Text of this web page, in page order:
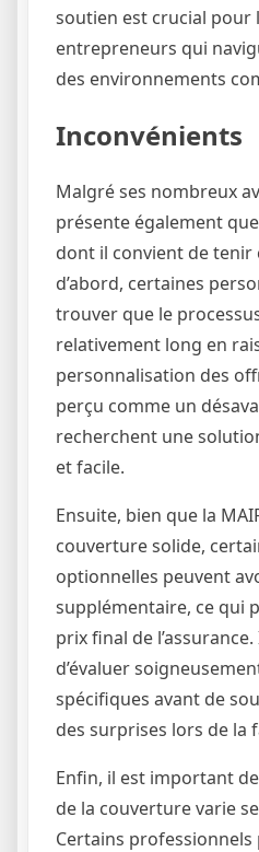
soutien est crucial pour
entrepreneurs qui
des environnements
Inconvénients
Malgré ses nombreux
présente également
dont il convient de tenir
d’abord, certaines
trouver que le
relativement long en
personnalisation des
perçu comme un
recherchent une
et facile.
Ensuite, bien que la
couverture solide,
optionnelles peuvent
supplémentaire, ce qui
prix final de
d’évaluer
spécifiques avant de
des surprises lors de la
Enfin, il est important
de la couverture varie
Certains